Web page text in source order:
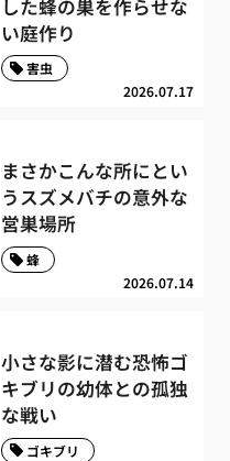
した蜂の巣を作らせな
い庭作り
2026.07.17
害虫
まさかこんな所にとい
うスズメバチの意外な
営巣場所
2026.07.14
蜂
小さな影に潜む恐怖ゴ
キブリの幼体との孤独
な戦い
ゴキブリ